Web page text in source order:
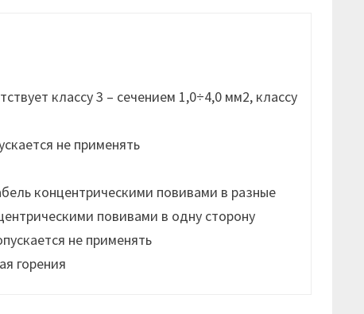
классу 3 – сечением 1,0÷4,0 мм2, классу
не применять
концентрическими повивами в разные
повивами в одну сторону
не применять
горения